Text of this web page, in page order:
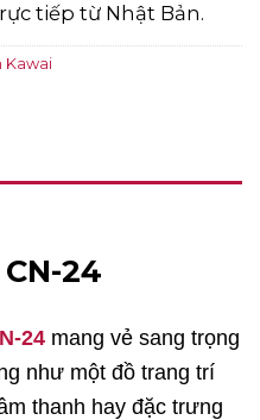
tiếp từ Nhật Bản.
Kawai
24
24 mang vẻ sang trọng
như một đồ trang trí
thanh hay đặc trưng